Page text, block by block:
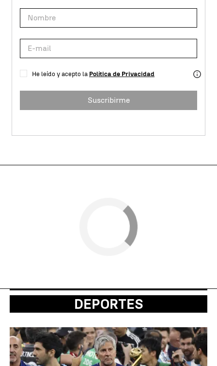
He leído y acepto la Política de Privacidad
Suscribirme
DEPORTES